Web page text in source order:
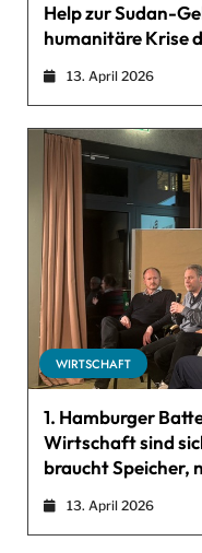
Help zur Sudan-
humanitäre Krise
13. April 2026
WIRTSCHAFT
1. Hamburger
Wirtschaft sind
braucht Speicher,
13. April 2026